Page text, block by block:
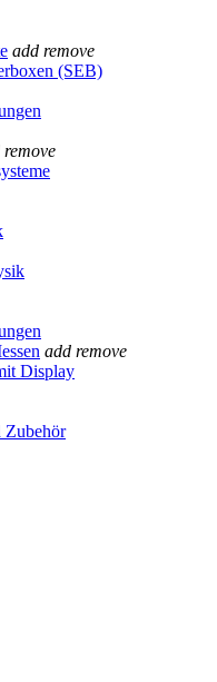
add remove
(SEB)
remove
add remove
Display
Zubehör